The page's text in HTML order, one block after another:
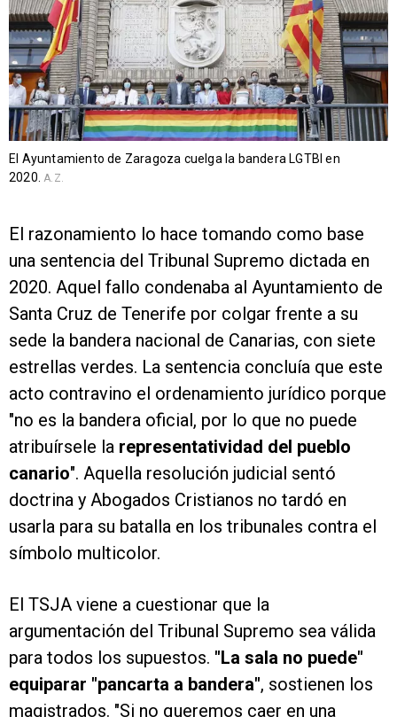
El Ayuntamiento de Zaragoza cuelga la bandera LGTBI en
2020. A.Z.
El razonamiento lo hace tomando como base
una sentencia del Tribunal Supremo dictada en
2020. Aquel fallo condenaba al Ayuntamiento de
Santa Cruz de Tenerife por colgar frente a su
sede la bandera nacional de Canarias, con siete
estrellas verdes. La sentencia concluía que este
acto contravino el ordenamiento jurídico porque
"no es la bandera oficial, por lo que no puede
atribuírsele la representatividad del pueblo
canario". Aquella resolución judicial sentó
doctrina y Abogados Cristianos no tardó en
usarla para su batalla en los tribunales contra el
símbolo multicolor.
El TSJA viene a cuestionar que la
argumentación del Tribunal Supremo sea válida
para todos los supuestos. "La sala no puede"
equiparar "pancarta a bandera", sostienen los
magistrados. "Si no queremos caer en una